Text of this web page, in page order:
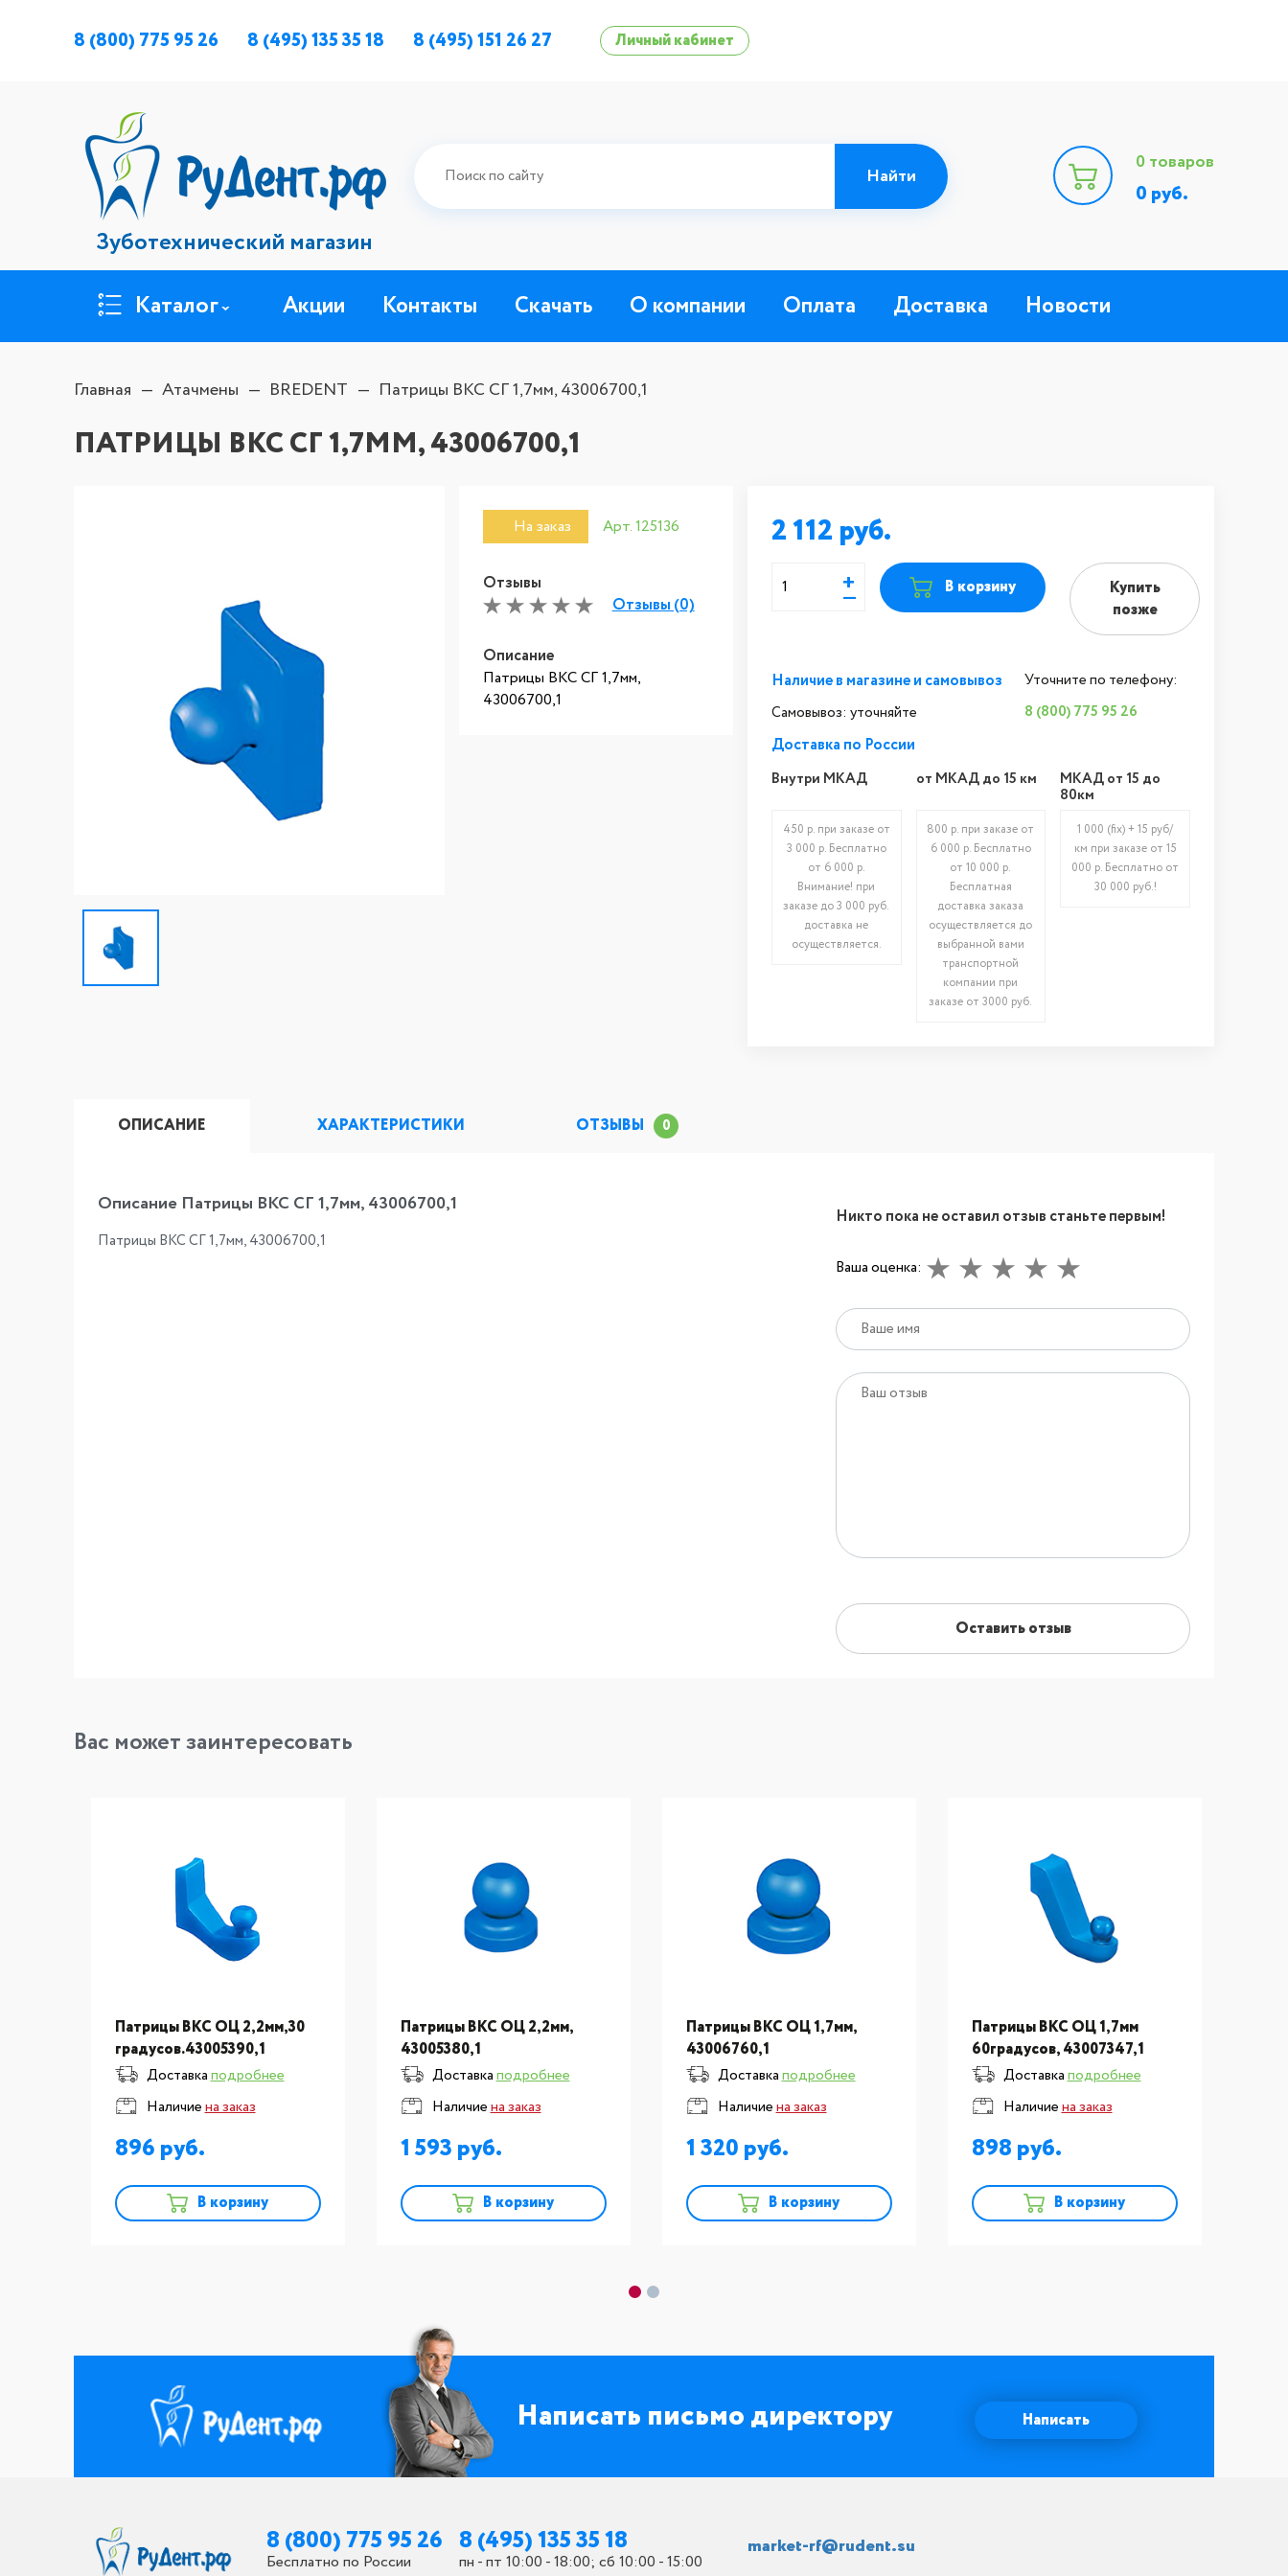
8 (800) 775 95 26 8 (495) 135 35 18 8 (495) 151 26 27 Личный кабинет
Зуботехнический магазин
0товаров
0 руб.
Каталог Акции Контакты Скачать О компании Оплата Доставка Новости
Главная Атачмены BREDENT Патрицы ВКС СГ 1,7мм, 43006700,1
ПАТРИЦЫ ВКС СГ 1,7ММ, 43006700,1
На заказ Арт. 125136
Отзывы
Отзывы (0)
Описание
Патрицы ВКС СГ 1,7мм,
43006700,1
2 112
+
— В корзину
Купить
позже
Наличие в магазине и самовывоз
Самовывоз: уточняйте
Уточните по телефону:
8 (800) 775 95 26
Доставка по России
Внутри МКАД
450 р. при заказе от
3 000 р. Бесплатно
от 6 000 р.
Внимание! при
заказе до 3 000 руб.
доставка не
осуществляется.
от МКАД до 15 км
800 р. при заказе от
6 000 р. Бесплатно
от 10 000 р.
Бесплатная
доставка заказа
осуществляется до
выбранной вами
транспортной
компании при
заказе от 3000 руб.
МКАД от 15 до
80км
1 000 (fix) + 15 руб/
км при заказе от 15
000 р. Бесплатно от
30 000 руб.!
ОПИСАНИЕ ХАРАКТЕРИСТИКИ ОТЗЫВЫ 0
Описание Патрицы ВКС СГ 1,7мм, 43006700,1
Патрицы ВКС СГ 1,7мм, 43006700,1
Никто пока не оставил отзыв станьте первым!
Ваша оценка:
Оставить отзыв
Вас может заинтересовать
Патрицы ВКС ОЦ 2,2мм,30
градусов.43005390,1
Доставкаподробнее
Наличиена заказ
896
В корзину
Патрицы ВКС ОЦ 2,2мм,
43005380,1
Доставкаподробнее
Наличиена заказ
1 593
В корзину
Патрицы ВКС ОЦ 1,7мм,
43006760,1
Доставкаподробнее
Наличиена заказ
1 320
В корзину
Патрицы ВКС ОЦ 1,7мм
60градусов, 43007347,1
Доставкаподробнее
Наличиена заказ
898
В корзину
Написать письмо директору Написать
8 (800) 775 95 26
Бесплатно по России
8 (495) 135 35 18
пн - пт 10:00 - 18:00; сб 10:00 - 15:00
market-rf@rudent.su